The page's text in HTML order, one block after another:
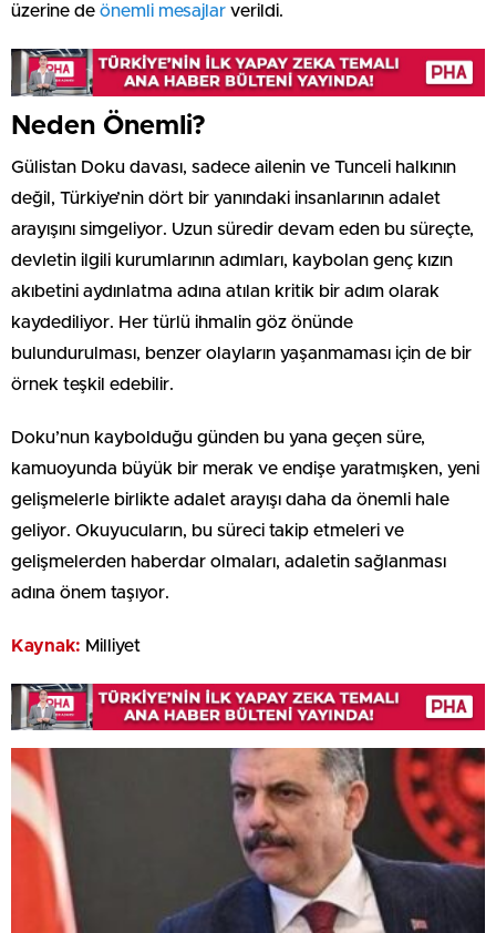
üzerine de önemli mesajlar verildi.
Neden Önemli?
Gülistan Doku davası, sadece ailenin ve Tunceli halkının
değil, Türkiye’nin dört bir yanındaki insanlarının adalet
arayışını simgeliyor. Uzun süredir devam eden bu süreçte,
devletin ilgili kurumlarının adımları, kaybolan genç kızın
akıbetini aydınlatma adına atılan kritik bir adım olarak
kaydediliyor. Her türlü ihmalin göz önünde
bulundurulması, benzer olayların yaşanmaması için de bir
örnek teşkil edebilir.
Doku’nun kaybolduğu günden bu yana geçen süre,
kamuoyunda büyük bir merak ve endişe yaratmışken, yeni
gelişmelerle birlikte adalet arayışı daha da önemli hale
geliyor. Okuyucuların, bu süreci takip etmeleri ve
gelişmelerden haberdar olmaları, adaletin sağlanması
adına önem taşıyor.
Kaynak: Milliyet